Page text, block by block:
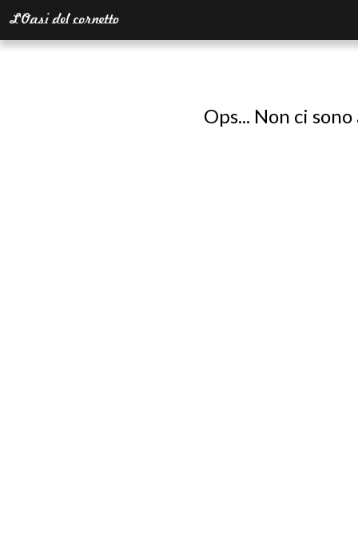
Ops... Non ci